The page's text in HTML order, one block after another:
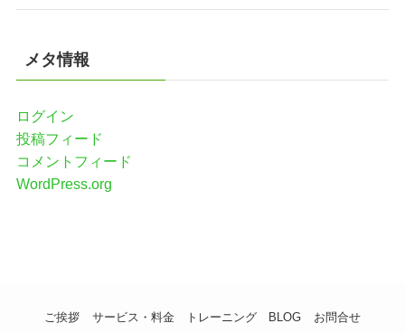
メタ情報
ログイン
投稿フィード
コメントフィード
WordPress.org
ご挨拶 サービス・料金 トレーニング BLOG お問合せ